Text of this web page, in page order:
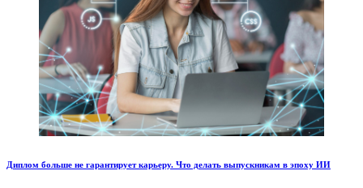
Диплом больше не гарантирует карьеру. Что делать выпускникам в эпоху ИИ